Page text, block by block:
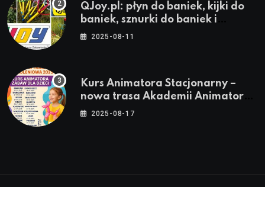
QJoy.pl: płyn do baniek, kijki do
baniek, sznurki do baniek i
zestawy do baniek
2025-08-11
Kurs Animatora Stacjonarny –
nowa trasa Akademii Animatora
– jesień 2025
2025-08-17